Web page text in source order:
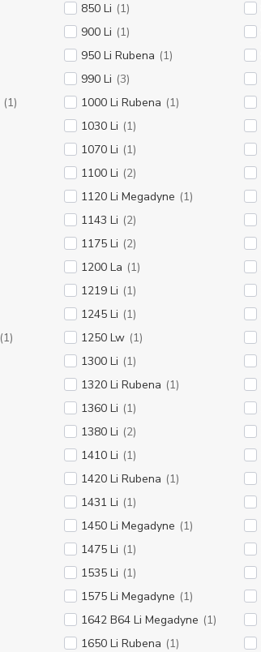
850 Li (1)
900 Li (1)
950 Li Rubena (1)
990 Li (3)
(1) 1000 Li Rubena (1)
1030 Li (1)
1070 Li (1)
1100 Li (2)
1120 Li Megadyne (1)
1143 Li (2)
1175 Li (2)
1200 La (1)
1219 Li (1)
1245 Li (1)
(1) 1250 Lw (1)
1300 Li (1)
1320 Li Rubena (1)
1360 Li (1)
1380 Li (2)
1410 Li (1)
1420 Li Rubena (1)
1431 Li (1)
1450 Li Megadyne (1)
1475 Li (1)
1535 Li (1)
1575 Li Megadyne (1)
1642 B64 Li Megadyne (1)
1650 Li Rubena (1)